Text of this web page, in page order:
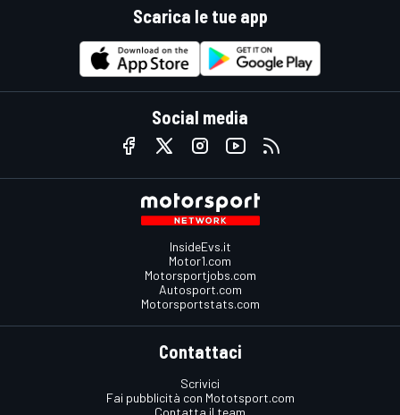
Scarica le tue app
Social media
InsideEvs.it
Motor1.com
Motorsportjobs.com
Autosport.com
Motorsportstats.com
Contattaci
Scrivici
Fai pubblicità con Mototsport.com
Contatta il team